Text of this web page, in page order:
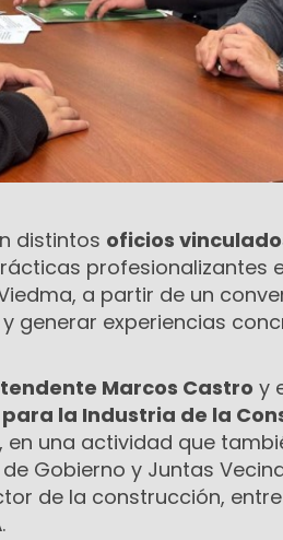
distintos oficios
profesionalizantes
a partir de un
generar experiencias
Marcos Castro y
la Industria de la
, en una actividad que
Gobierno y Juntas
de la construcción,
.